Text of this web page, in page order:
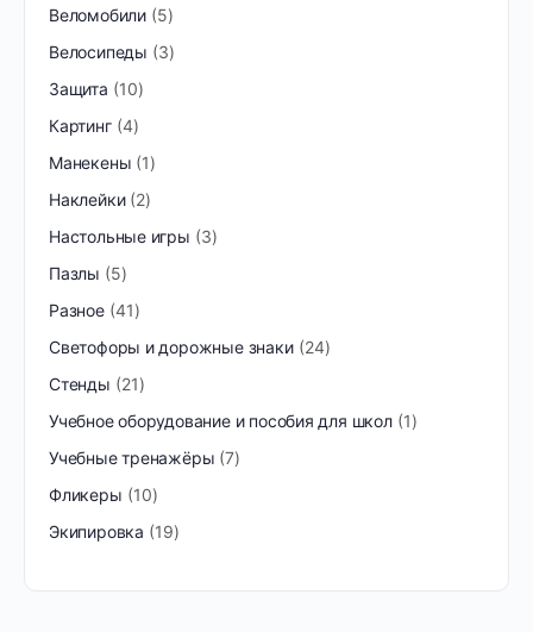
Веломобили 5
Велосипеды
3
Защита
10
Картинг 4
Манекены 1
Наклейки 2
Настольные игры
3
Пазлы
5
Разное 41
Светофоры и дорожные знаки
24
Стенды
21
Учебное оборудование и пособия для школ 1
Учебные тренажёры 7
Фликеры
10
Экипировка
19